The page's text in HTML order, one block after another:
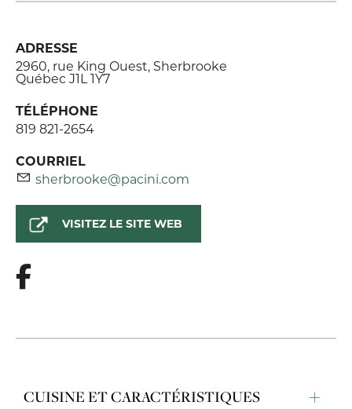
ADRESSE
2960, rue King Ouest, Sherbrooke
Québec J1L 1Y7
TÉLÉPHONE
819 821-2654
COURRIEL
sherbrooke@pacini.com
VISITEZ LE SITE WEB
CUISINE ET CARACTÉRISTIQUES